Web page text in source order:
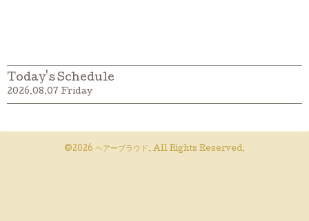
Today's Schedule
2026.08.07 Friday
©2026 ヘアープラウド . All Rights Reserved.